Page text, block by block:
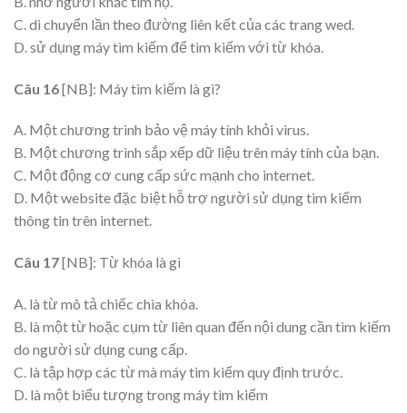
C. di chuyển lần theo đường liên kết của các trang wed.
D. sử dụng máy tìm kiếm để tìm kiếm với từ khóa.
Câu 16[NB]: Máy tìm kiếm là gì?
A. Một chương trình bảo vệ máy tính khỏi virus.
B. Một chương trình sắp xếp dữ liệu trên máy tính của bạn.
C. Một động cơ cung cấp sức mạnh cho internet.
D. Một website đặc biệt hỗ trợ người sử dụng tìm kiếm
thông tin trên internet.
Câu 17[NB]: Từ khóa là gì
A. là từ mô tả chiếc chìa khóa.
B. là một từ hoặc cụm từ liên quan đến nội dung cần tìm kiếm
do người sử dụng cung cấp.
C. là tập hợp các từ mà máy tìm kiếm quy định trước.
D. là một biểu tượng trong máy tìm kiếm